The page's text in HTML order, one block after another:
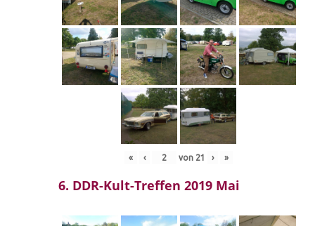
« ‹ von 21 › »
6. DDR-Kult-Treffen 2019 Mai